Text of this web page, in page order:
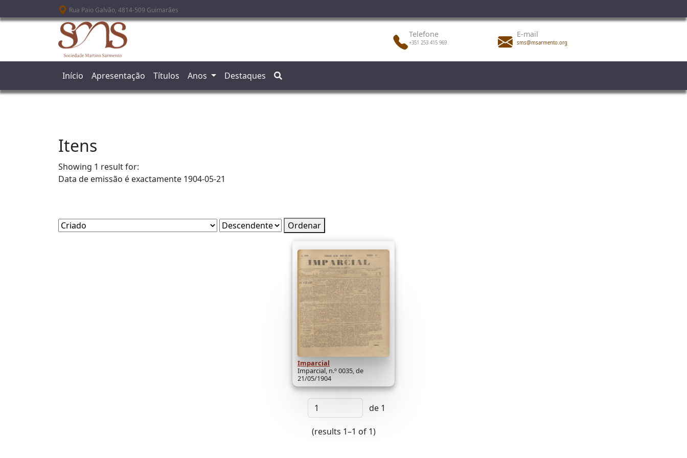
Passar para o conteúdo principal
Rua Paio Galvão, 4814-509 Guimarães
Telefone
+351 253 415 969
E-mail
sms@msarmento.org
Início Apresentação Títulos Anos Destaques
Itens
Showing 1 result for:
Data de emissão é exactamente 1904-05-21
Ordenar
Imparcial
Imparcial, n.º 0035, de
21/05/1904
de 1
(results 1–1 of 1)